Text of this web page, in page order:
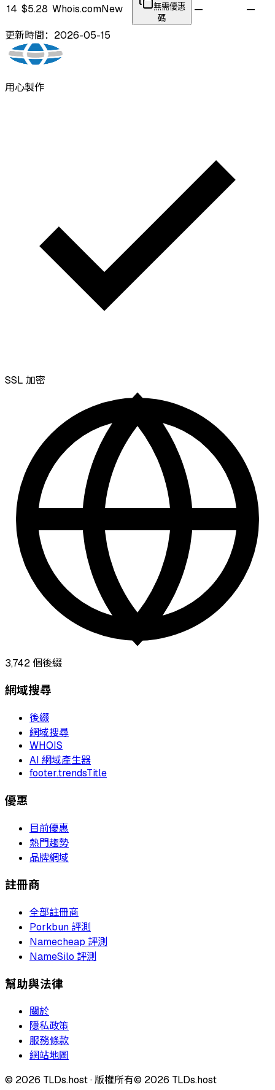
14 $5.28 Whois.comNew
無需優惠
碼
— —
更新時間：2026-05-15
用心製作
SSL 加密
3,742個後綴
網域搜尋
後綴
網域搜尋
WHOIS
AI 網域產生器
footer.trendsTitle
優惠
目前優惠
熱門趨勢
品牌網域
註冊商
全部註冊商
Porkbun 評測
Namecheap 評測
NameSilo 評測
幫助與法律
關於
隱私政策
服務條款
網站地圖
© 2026 TLDs.host ·版權所有© 2026 TLDs.host